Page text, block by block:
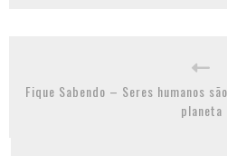
Fique Sabendo – Seres humanos
planeta